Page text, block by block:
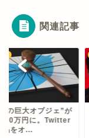
関連記事
の巨大オブジェ”が
万円に。Twitter
品をオ...